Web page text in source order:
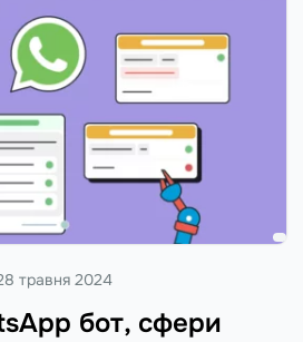
бот, сфери
травня 2024